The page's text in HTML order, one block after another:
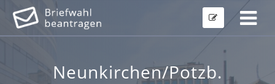
Neunkirchen/Potzb.